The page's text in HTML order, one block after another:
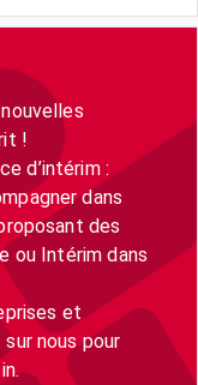
!
d’intérim :
dans
des
ou Intérim dans
et
nous pour
trouver les talents dont ils ont besoin.